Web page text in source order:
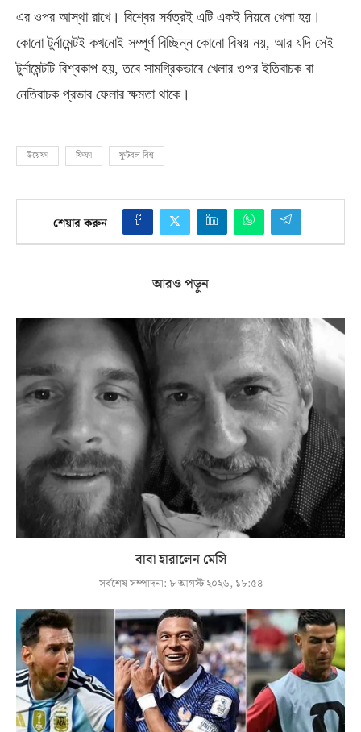
এর ওপর আস্থা রাখে। বিশ্বের সর্বত্রই এটি একই নিয়মে খেলা হয়।
কোনো টুর্নামেন্টই কখনোই সম্পূর্ণ বিচ্ছিন্ন কোনো বিষয় নয়, আর যদি সেই
টুর্নামেন্টটি বিশ্বকাপ হয়,তবে সামগ্রিকভাবে খেলার ওপর ইতিবাচক বা
নেতিবাচক প্রভাব ফেলার ক্ষমতা থাকে।
উয়েফা ফিফা ফুটবল বিশ্ব
শেয়ার করুন
আরও পড়ুন
বাবা হারালেন মেসি
সর্বশেষ সম্পাদনা: ৮ আগস্ট ২০২৬, ১৮:৫৪